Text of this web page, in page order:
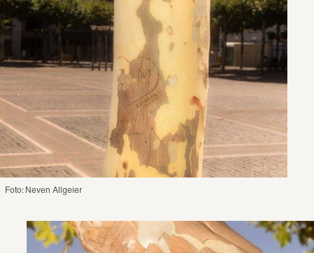
Foto: Neven Allgeier